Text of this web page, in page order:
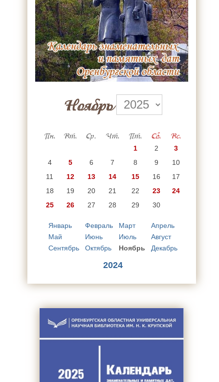
Ноябрь
Пн. Вт. Ср. Чт. Пт. Сб. Вс.
1 2
3
4
5 6 7 8 9
10
11
12 13 14 15 16
17
18
19 20 21 22 23
24
25
26 27 28 29 30
Январь Февраль Март
Апрель
Май
Июнь Июль
Август
Сентябрь
Октябрь Ноябрь Декабрь
2024